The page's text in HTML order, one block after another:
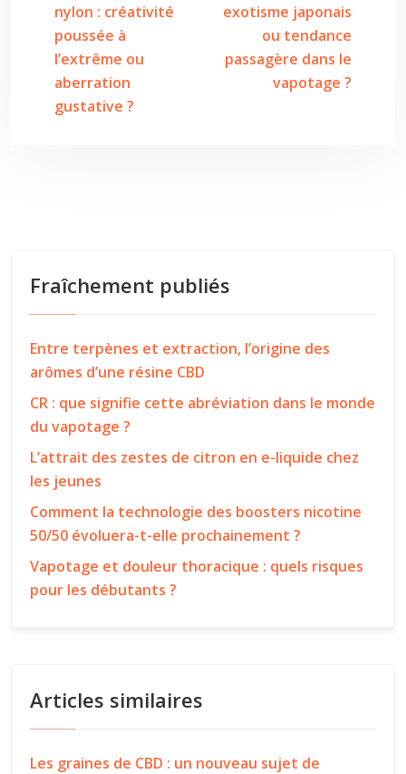
nylon : créativité
poussée à
l’extrême ou
aberration
gustative ?
exotisme japonais
ou tendance
passagère dans le
vapotage ?
Fraîchement publiés
Entre terpènes et extraction, l’origine des
arômes d’une résine CBD
CR : que signifie cette abréviation dans le monde
du vapotage ?
L’attrait des zestes de citron en e-liquide chez
les jeunes
Comment la technologie des boosters nicotine
50/50 évoluera-t-elle prochainement ?
Vapotage et douleur thoracique : quels risques
pour les débutants ?
Articles similaires
Les graines de CBD : un nouveau sujet de